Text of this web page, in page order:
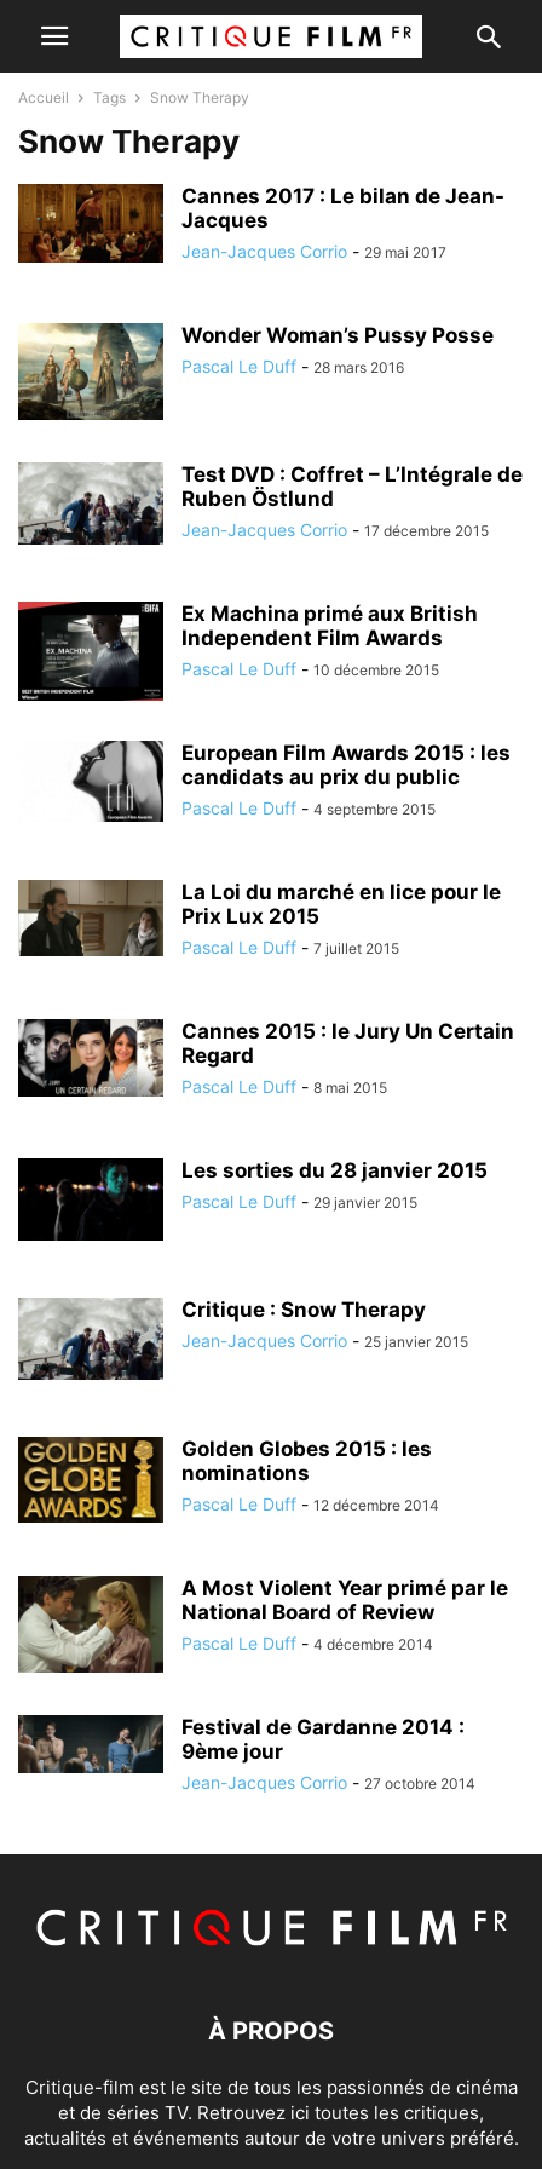
Accueil Tags Snow Therapy
Snow Therapy
Cannes 2017 : Le bilan de Jean-
Jacques
Jean-Jacques Corrio - 29 mai 2017
Wonder Woman’s Pussy Posse
Pascal Le Duff - 28 mars 2016
Test DVD : Coffret – L’Intégrale de
Ruben Östlund
Jean-Jacques Corrio - 17 décembre 2015
Ex Machina primé aux British
Independent Film Awards
Pascal Le Duff - 10 décembre 2015
European Film Awards 2015 : les
candidats au prix du public
Pascal Le Duff - 4 septembre 2015
La Loi du marché en lice pour le
Prix Lux 2015
Pascal Le Duff - 7 juillet 2015
Cannes 2015 : le Jury Un Certain
Regard
Pascal Le Duff - 8 mai 2015
Les sorties du 28 janvier 2015
Pascal Le Duff - 29 janvier 2015
Critique : Snow Therapy
Jean-Jacques Corrio - 25 janvier 2015
Golden Globes 2015 : les
nominations
Pascal Le Duff - 12 décembre 2014
A Most Violent Year primé par le
National Board of Review
Pascal Le Duff - 4 décembre 2014
Festival de Gardanne 2014 :
9ème jour
Jean-Jacques Corrio - 27 octobre 2014
À PROPOS
Critique-film est le site de tous les passionnés de cinéma
et de séries TV. Retrouvez ici toutes les critiques,
actualités et événements autour de votre univers préféré.